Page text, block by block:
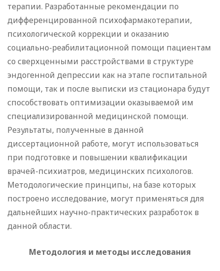
терапии. Разработанные рекомендации по
дифференцированной психофармакотерапии,
психологической коррекции и оказанию
социально-реабилитационной помощи пациентам
со сверхценными расстройствами в структуре
эндогенной депрессии как на этапе госпитальной
помощи, так и после выписки из стационара будут
способствовать оптимизации оказываемой им
специализированной медицинской помощи.
Результаты, полученные в данной
диссертационной работе, могут использоваться
при подготовке и повышении квалификации
врачей-психиатров, медицинских психологов.
Методологические принципы, на базе которых
построено исследование, могут применяться для
дальнейших научно-практических разработок в
данной области.
Методология и методы исследования